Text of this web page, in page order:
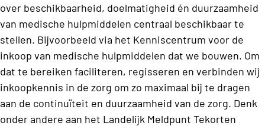
over beschikbaarheid, doelmatigheid én duurzaamheid
van medische hulpmiddelen centraal beschikbaar te
stellen. Bijvoorbeeld via het Kenniscentrum voor de
inkoop van medische hulpmiddelen dat we bouwen. Om
dat te bereiken faciliteren, regisseren en verbinden wij
inkoopkennis in de zorg om zo maximaal bij te dragen
aan de continuïteit en duurzaamheid van de zorg. Denk
onder andere aan het Landelijk Meldpunt Tekorten